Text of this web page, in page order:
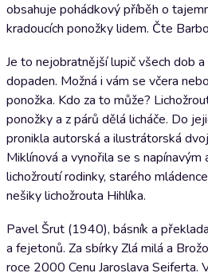
obsahuje pohádkový příběh o
kradoucích ponožky lidem. Čte
Je to nejobratnější lupič všech dob
dopaden. Možná i vám se včera
ponožka. Kdo za to může?
ponožky a z párů dělá licháče. Do
pronikla autorská a ilustrátorská
Miklínová a vynořila se s
lichožroutí rodinky, starého
nešiky lichožrouta Hihlíka.
Pavel Šrut (1940), básník a
a fejetonů. Za sbírky Zlá milá a
roce 2000 Cenu Jaroslava Seiferta.